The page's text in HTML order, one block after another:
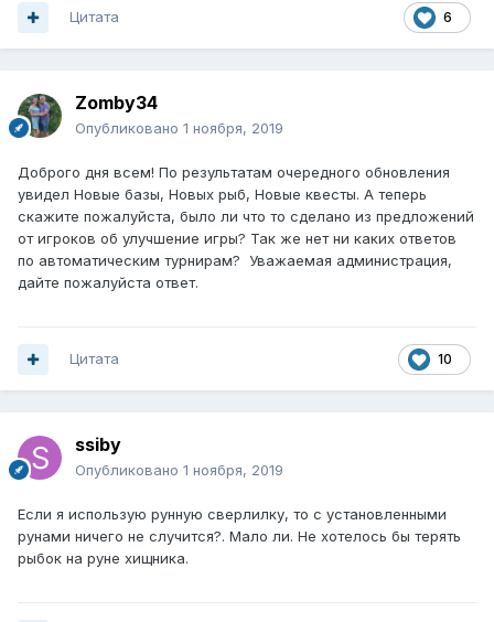
6
Цитата
Zomby34
Опубликовано 1 ноября, 2019
Доброго дня всем! По результатам очередного обновления
увидел Новые базы, Новых рыб, Новые квесты. А теперь
скажите пожалуйста, было ли что то сделано из предложений
от игроков об улучшение игры? Так же нет ни каких ответов
по автоматическим турнирам? Уважаемая администрация,
дайте пожалуйста ответ.
10
Цитата
ssiby
Опубликовано 1 ноября, 2019
Если я использую рунную сверлилку, то с установленными
рунами ничего не случится?. Мало ли. Не хотелось бы терять
рыбок на руне хищника.